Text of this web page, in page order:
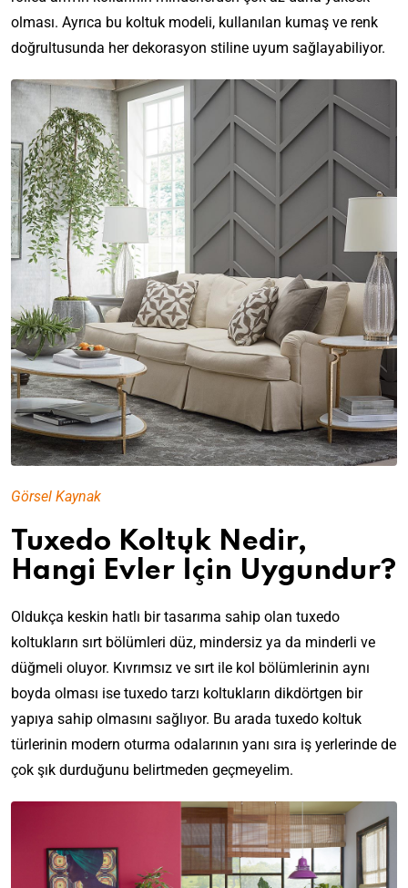
olması. Ayrıca bu koltuk modeli, kullanılan kumaş ve renk
doğrultusunda her dekorasyon stiline uyum sağlayabiliyor.
Görsel Kaynak
Tuxedo Koltuk Nedir,
Hangi Evler İçin Uygundur?
Oldukça keskin hatlı bir tasarıma sahip olan tuxedo
koltukların sırt bölümleri düz, mindersiz ya da minderli ve
düğmeli oluyor. Kıvrımsız ve sırt ile kol bölümlerinin aynı
boyda olması ise tuxedo tarzı koltukların dikdörtgen bir
yapıya sahip olmasını sağlıyor. Bu arada tuxedo koltuk
türlerinin modern oturma odalarının yanı sıra iş yerlerinde de
çok şık durduğunu belirtmeden geçmeyelim.